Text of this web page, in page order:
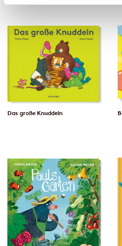
Das große Knuddeln